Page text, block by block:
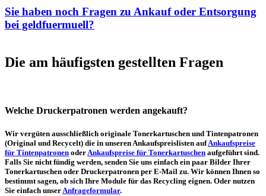
Sie haben noch Fragen zu Ankauf oder Entsorgung
bei geldfuermuell?
Die am häufigsten gestellten Fragen
Welche Druckerpatronen werden angekauft?
Wir vergüten ausschließlich originale Tonerkartuschen und Tintenpatronen
(Original und Recycelt) die in unseren Ankaufspreislisten aufAnkaufspreise
für Tintenpatronen oderAnkaufspreise für Tonerkartuschen aufgeführt sind.
Falls Sie nicht fündig werden, senden Sie uns einfach ein paar Bilder Ihrer
Tonerkartuschen oder Druckerpatronen per E-Mail zu. Wir können Ihnen so
bestimmt sagen, ob sich Ihre Module für das Recycling eignen. Oder nutzen
Sie einfach unserAnfrageformular.